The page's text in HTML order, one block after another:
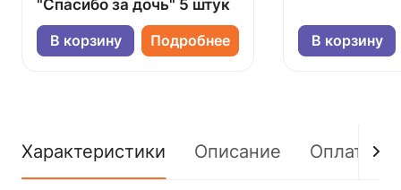
"Спасибо за дочь" 5 штук
В корзину Подробнее В корзину
Характеристики Описание Оплата